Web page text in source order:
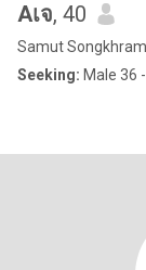
Aเจ, 40
Samut
Seeking: Male 36